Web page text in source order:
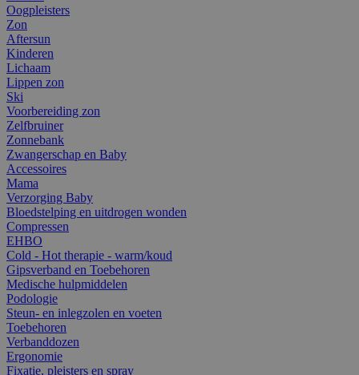
Oogpleisters
Zon
Aftersun
Kinderen
Lichaam
Lippen zon
Ski
Voorbereiding zon
Zelfbruiner
Zonnebank
Zwangerschap en Baby
Accessoires
Mama
Verzorging Baby
Bloedstelping en uitdrogen wonden
Compressen
EHBO
Cold - Hot therapie - warm/koud
Gipsverband en Toebehoren
Medische hulpmiddelen
Podologie
Steun- en inlegzolen en voeten
Toebehoren
Verbanddozen
Ergonomie
Fixatie, pleisters en spray